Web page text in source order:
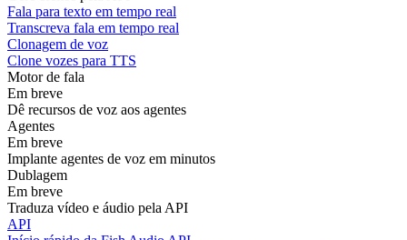
Fala para texto em tempo real
Transcreva fala em tempo real
Clonagem de voz
Clone vozes para TTS
Motor de fala
Em breve
Dê recursos de voz aos agentes
Agentes
Em breve
Implante agentes de voz em minutos
Dublagem
Em breve
Traduza vídeo e áudio pela API
API